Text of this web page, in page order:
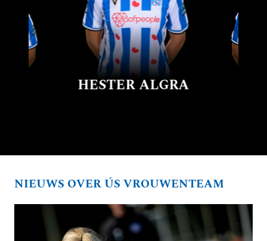
HESTER ALGRA
NIEUWS OVER ÚS VROUWENTEAM